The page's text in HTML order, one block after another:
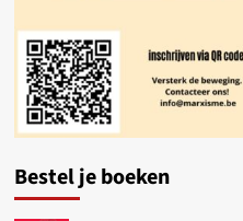
Bestel je boeken